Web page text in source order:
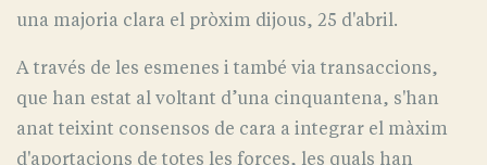
una majoria clara el pròxim dijous, 25 d'abril.
A través de les esmenes i també via transaccions,
que han estat al voltant d’una cinquantena, s'han
anat teixint consensos de cara a integrar el màxim
d'aportacions de totes les forces, les quals han